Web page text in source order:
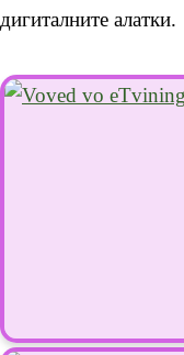
дигиталните алатки.